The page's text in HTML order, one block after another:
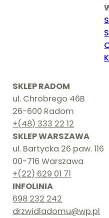
SKLEP RADOM
ul. Chrobrego 46B
26-600 Radom
+(48) 333 22 12
SKLEP WARSZAWA
ul. Bartycka 26 paw. 116
00-716 Warszawa
+(22) 629 01 71
INFOLINIA
698 232 242
drzwidladomu@wp.pl